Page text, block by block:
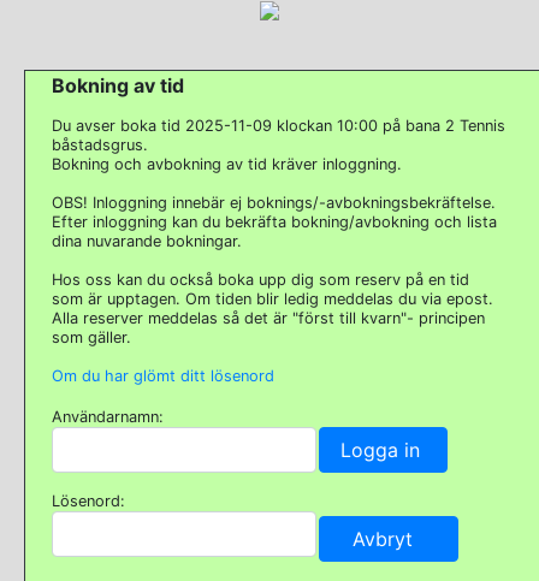
Bokning av tid
Du avser boka tid 2025-11-09 klockan 10:00 på bana 2 Tennis
båstadsgrus.
Bokning och avbokning av tid kräver inloggning.
OBS! Inloggning innebär ej boknings/-avbokningsbekräftelse.
Efter inloggning kan du bekräfta bokning/avbokning och lista
dina nuvarande bokningar.
Hos oss kan du också boka upp dig som reserv på en tid
som är upptagen. Om tiden blir ledig meddelas du via epost.
Alla reserver meddelas så det är "först till kvarn"- principen
som gäller.
Om du har glömt ditt lösenord
Användarnamn:
Lösenord: